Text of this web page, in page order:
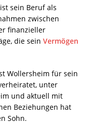
sein Beruf als
zwischen
finanzieller
die sein Vermögen
Wollersheim für sein
unter
und aktuell mit
Beziehungen hat
Sohn.